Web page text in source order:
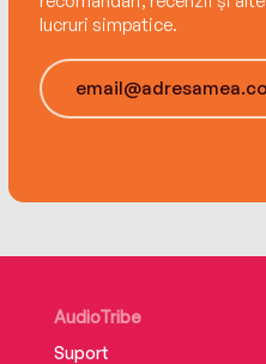
lucruri simpatice.
AudioTribe
Suport